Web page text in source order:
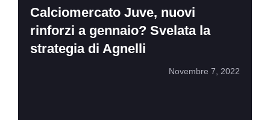
Calciomercato Juve, nuovi
rinforzi a gennaio? Svelata la
strategia di Agnelli
Novembre 7, 2022